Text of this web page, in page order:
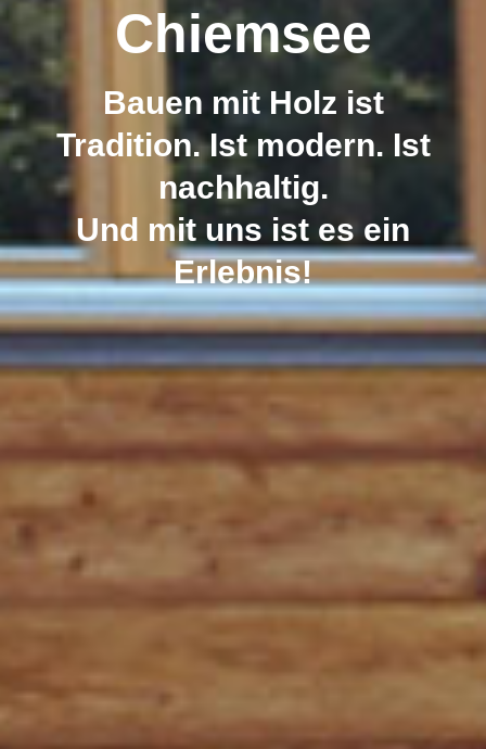
Chiemsee
Bauen mit Holz ist
Tradition. Ist modern. Ist
nachhaltig.
Und mit uns ist es ein
Erlebnis!